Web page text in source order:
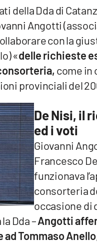
della Dda di
Angotti
con la
«delle richieste
come in
provinciali del
De Nisi, il
ed i voti
Giovanni
Francesco
funzionava
consorteria
occasione di
Dda –Angotti
Tommaso Anello